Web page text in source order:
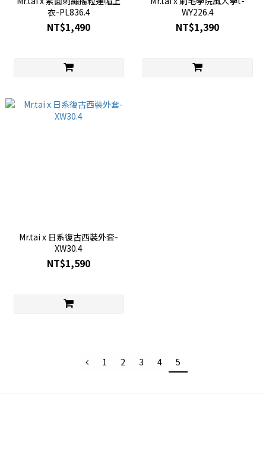
衣-PL836.4
NT$1,490
WY226.4
NT$1,390
Mr.tai x 日系復古西裝外套-
XW30.4
NT$1,590
1 2 3 4 5